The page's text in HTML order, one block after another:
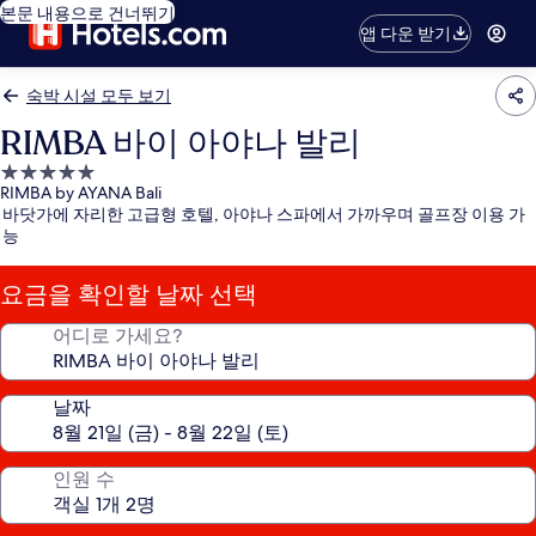
본문 내용으로 건너뛰기
앱 다운 받기
숙박 시설 모두 보기
RIMBA 바이 아야나 발리
5.0
성
급
숙
시
설
RIMBA by AYANA Bali
바닷가에 자리한 고급형 호텔, 아야나 스파에서 가까우며 골프장 이용 가
능
요금을 확인할 날짜 선택
어디로 가세요?
날짜
인원 수